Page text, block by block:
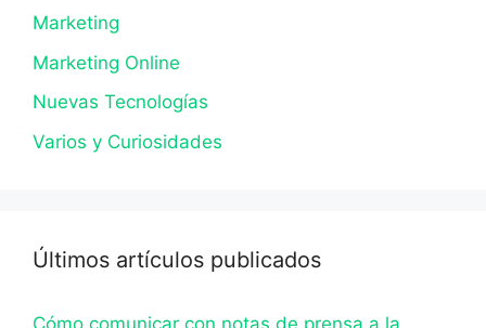
Marketing
Marketing Online
Nuevas Tecnologías
Varios y Curiosidades
Últimos artículos publicados
Cómo comunicar con notas de prensa a la